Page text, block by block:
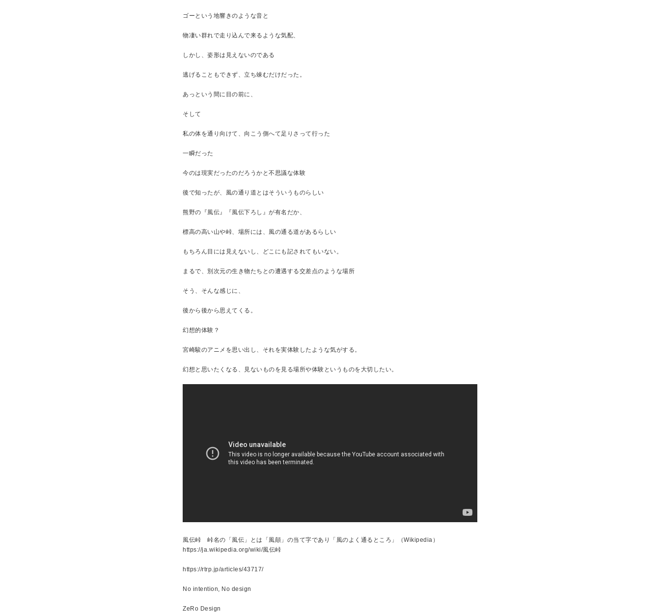
ゴーという地響きのような音と
物凄い群れで走り込んで来るような気配、
しかし、姿形は見えないのである
逃げることもできず、立ち竦むだけだった。
あっという間に目の前に、
そして
私の体を通り向けて、向こう側へて足りさって行った
一瞬だった
今のは現実だったのだろうかと不思議な体験
後で知ったが、風の通り道とはそういうものらしい
熊野の『風伝』『風伝下ろし』が有名だか、
標高の高い山や峠、場所には、風の通る道があるらしい
もちろん目には見えないし、どこにも記されてもいない。
まるで、別次元の生き物たちとの遭遇する交差点のような場所
そう、そんな感じに、
後から後から思えてくる。
幻想的体験？
宮崎駿のアニメを思い出し、それを実体験したような気がする。
幻想と思いたくなる、見ないものを見る場所や体験というものを大切したい。
風伝峠 峠名の「風伝」とは「風顛」の当て字であり「風のよく通るところ」（Wikipedia）
https://ja.wikipedia.org/wiki/風伝峠
https://rtrp.jp/articles/43717/
No intention, No design
ZeRo Design